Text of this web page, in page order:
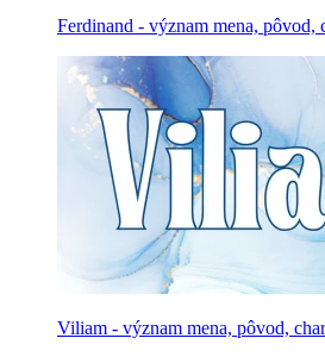
Ferdinand - význam mena, pôvod,
Viliam - význam mena, pôvod,